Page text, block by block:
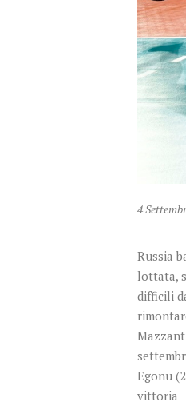
4
Russia
lottata,
difficili
Egonu
vittoria